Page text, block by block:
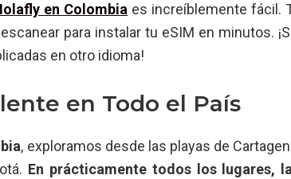
en Colombia es increíblemente fácil.
para instalar tu eSIM en minutos.
en otro idioma!
en Todo el País
, exploramos desde las playas de
En prácticamente todos los lugares,